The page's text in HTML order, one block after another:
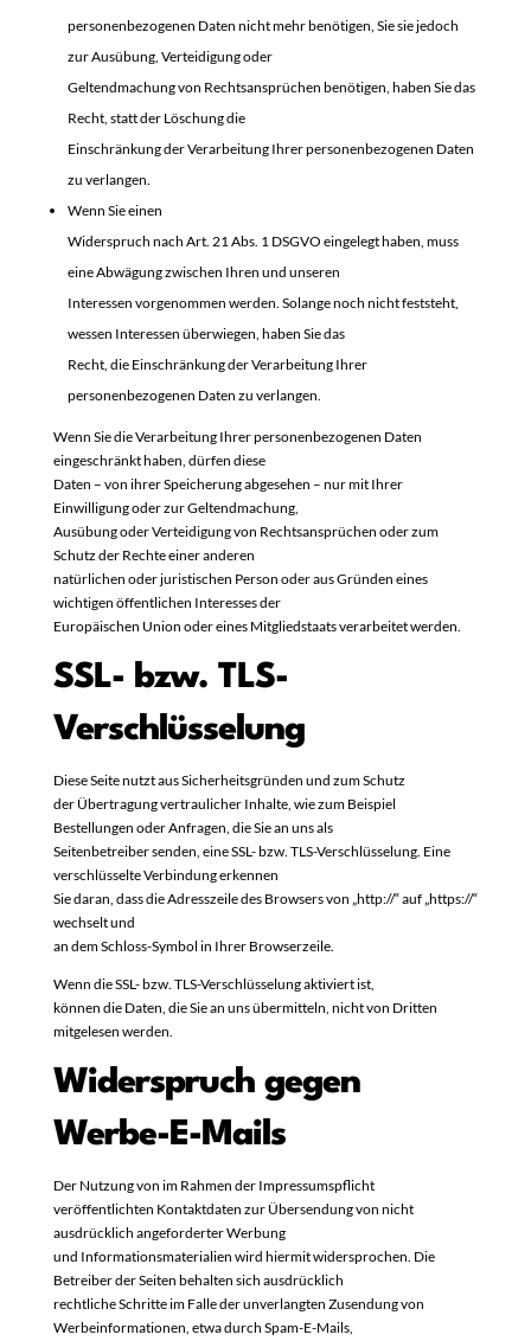
personenbezogenen Daten nicht mehr benötigen, Sie sie jedoch
zur Ausübung, Verteidigung oder
Geltendmachung von Rechtsansprüchen benötigen, haben Sie das
Recht, statt der Löschung die
Einschränkung der Verarbeitung Ihrer personenbezogenen Daten
zu verlangen.
Wenn Sie einen
Widerspruch nach Art. 21 Abs. 1 DSGVO eingelegt haben, muss
eine Abwägung zwischen Ihren und unseren
Interessen vorgenommen werden. Solange noch nicht feststeht,
wessen Interessen überwiegen, haben Sie das
Recht, die Einschränkung der Verarbeitung Ihrer
personenbezogenen Daten zu verlangen.
Wenn Sie die Verarbeitung Ihrer personenbezogenen Daten
eingeschränkt haben, dürfen diese
Daten – von ihrer Speicherung abgesehen – nur mit Ihrer
Einwilligung oder zur Geltendmachung,
Ausübung oder Verteidigung von Rechtsansprüchen oder zum
Schutz der Rechte einer anderen
natürlichen oder juristischen Person oder aus Gründen eines
wichtigen öffentlichen Interesses der
Europäischen Union oder eines Mitgliedstaats verarbeitet werden.
SSL- bzw. TLS-
Verschlüsselung
Diese Seite nutzt aus Sicherheitsgründen und zum Schutz
der Übertragung vertraulicher Inhalte, wie zum Beispiel
Bestellungen oder Anfragen, die Sie an uns als
Seitenbetreiber senden, eine SSL- bzw. TLS-Verschlüsselung. Eine
verschlüsselte Verbindung erkennen
Sie daran, dass die Adresszeile des Browsers von „http://“ auf „https://“
wechselt und
an dem Schloss-Symbol in Ihrer Browserzeile.
Wenn die SSL- bzw. TLS-Verschlüsselung aktiviert ist,
können die Daten, die Sie an uns übermitteln, nicht von Dritten
mitgelesen werden.
Widerspruch gegen
Werbe-E-Mails
Der Nutzung von im Rahmen der Impressumspflicht
veröffentlichten Kontaktdaten zur Übersendung von nicht
ausdrücklich angeforderter Werbung
und Informationsmaterialien wird hiermit widersprochen. Die
Betreiber der Seiten behalten sich ausdrücklich
rechtliche Schritte im Falle der unverlangten Zusendung von
Werbeinformationen, etwa durch Spam-E-Mails,